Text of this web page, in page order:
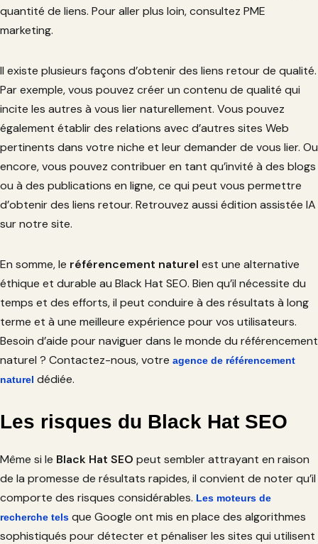
quantité de liens. Pour aller plus loin, consultez PME
marketing.
Il existe plusieurs façons d’obtenir des liens retour de qualité.
Par exemple, vous pouvez créer un contenu de qualité qui
incite les autres à vous lier naturellement. Vous pouvez
également établir des relations avec d’autres sites Web
pertinents dans votre niche et leur demander de vous lier. Ou
encore, vous pouvez contribuer en tant qu’invité à des blogs
ou à des publications en ligne, ce qui peut vous permettre
d’obtenir des liens retour. Retrouvez aussi édition assistée IA
sur notre site.
En somme, le référencement naturel est une alternative
éthique et durable au Black Hat SEO. Bien qu’il nécessite du
temps et des efforts, il peut conduire à des résultats à long
terme et à une meilleure expérience pour vos utilisateurs.
Besoin d’aide pour naviguer dans le monde du référencement
naturel ? Contactez-nous, votre agence de référencement
naturel dédiée.
Les risques du Black Hat SEO
Même si le Black Hat SEO peut sembler attrayant en raison
de la promesse de résultats rapides, il convient de noter qu’il
comporte des risques considérables. Les moteurs de
recherche tels que Google ont mis en place des algorithmes
sophistiqués pour détecter et pénaliser les sites qui utilisent